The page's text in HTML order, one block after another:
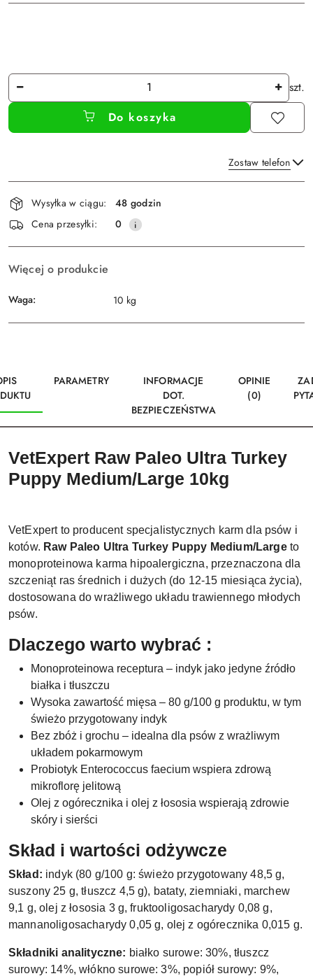
Ilość
szt.
Do koszyka
Zostaw telefon
Wyślij
Dostępność
i
dostawa
Wysyłka w ciągu:
48 godzin
Cena przesyłki:
0
Więcej o produkcie
Waga: 10 kg
PARAMETRY
INFORMACJE
DOT.
BEZPIECZEŃSTWA
OPINIE
(0)
VetExpert Raw Paleo Ultra Turkey
Puppy Medium/Large 10kg
VetExpert to producent specjalistycznych karm dla psów i
kotów. Raw Paleo Ultra Turkey Puppy Medium/Largeto
monoproteinowa karma hipoalergiczna, przeznaczona dla
szczeniąt ras średnich i dużych (do 12-15 miesiąca życia),
dostosowana do wrażliwego układu trawiennego młodych
psów.
Dlaczego warto wybrać :
Monoproteinowa receptura – indyk jako jedyne źródło
białka i tłuszczu
Wysoka zawartość mięsa – 80 g/100 g produktu, w tym
świeżo przygotowany indyk
Bez zbóż i grochu – idealna dla psów z wrażliwym
układem pokarmowym
Probiotyk Enterococcus faecium wspiera zdrową
mikroflorę jelitową
Olej z ogórecznika i olej z łososia wspierają zdrowie
skóry i sierści
Skład i wartości odżywcze
Skład: indyk (80 g/100 g: świeżo przygotowany 48,5 g,
suszony 25 g, tłuszcz 4,5 g), bataty, ziemniaki, marchew
9,1 g, olej z łososia 3 g, fruktooligosacharydy 0,08 g,
mannanoligosacharydy 0,05 g, olej z ogórecznika 0,015 g.
Składniki analityczne: białko surowe: 30%, tłuszcz
surowy: 14%, włókno surowe: 3%, popiół surowy: 9%,